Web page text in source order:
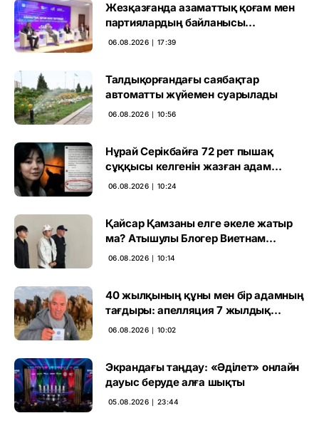
Жезқазғанда азаматтық қоғам мен
партиялардың байланысы
талқыланды
06.08.2026 ∣ 17:39
Талдықорғандағы саябақтар
автоматты жүйемен суарылады
06.08.2026 ∣ 10:56
Нұрай Серікбайға 72 рет пышақ
сұққысы келгенін жазған адам
ұсталды
06.08.2026 ∣ 10:24
Қайсар Қамзаны елге әкеле жатыр
ма? Атышулы Блогер Виетнам
әуежайында көзге түсті
06.08.2026 ∣ 10:14
40 жылқының құны мен бір адамның
тағдыры: апелляция 7 жылдық
үкімді бұзды
06.08.2026 ∣ 10:02
Экрандағы таңдау: «Әділет» онлайн
дауыс беруде алға шықты
05.08.2026 ∣ 23:44